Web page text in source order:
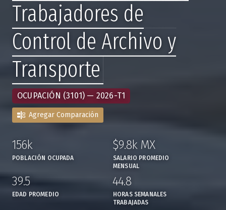
Trabajadores de
Control de Archivo y
Transporte
OCUPACIÓN (3101) — 2026-T1
Agregar Comparación
156k,
POBLACIÓN OCUPADA
$9.8k MX,
SALARIO PROMEDIO
MENSUAL
39.5,
EDAD PROMEDIO
44.8
HORAS SEMANALES
TRABAJADAS